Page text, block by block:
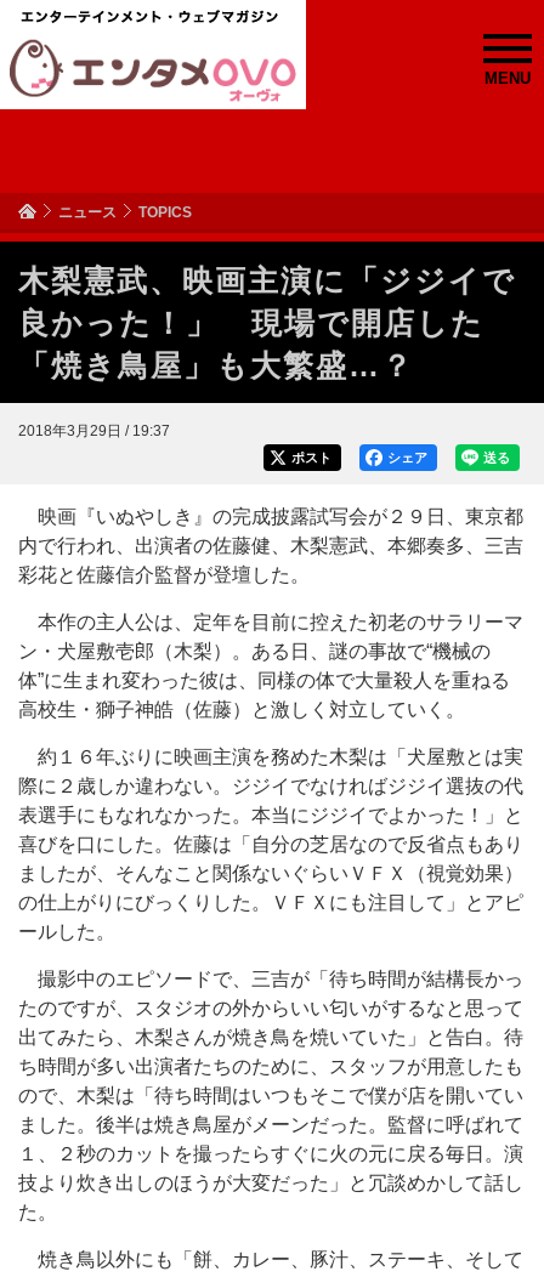
MENU
ニュース TOPICS
木梨憲武、映画主演に「ジジイで
良かった！」 現場で開店した
「焼き鳥屋」も大繁盛…？
2018年3月29日 / 19:37
送る
シェア
ポスト
映画『いぬやしき』の完成披露試写会が２９日、東京都
内で行われ、出演者の佐藤健、木梨憲武、本郷奏多、三吉
彩花と佐藤信介監督が登壇した。
本作の主人公は、定年を目前に控えた初老のサラリーマ
ン・犬屋敷壱郎（木梨）。ある日、謎の事故で“機械の
体”に生まれ変わった彼は、同様の体で大量殺人を重ねる
高校生・獅子神皓（佐藤）と激しく対立していく。
約１６年ぶりに映画主演を務めた木梨は「犬屋敷とは実
際に２歳しか違わない。ジジイでなければジジイ選抜の代
表選手にもなれなかった。本当にジジイでよかった！」と
喜びを口にした。佐藤は「自分の芝居なので反省点もあり
ましたが、そんなこと関係ないぐらいＶＦＸ（視覚効果）
の仕上がりにびっくりした。ＶＦＸにも注目して」とアピ
ールした。
撮影中のエピソードで、三吉が「待ち時間が結構長かっ
たのですが、スタジオの外からいい匂いがするなと思って
出てみたら、木梨さんが焼き鳥を焼いていた」と告白。待
ち時間が多い出演者たちのために、スタッフが用意したも
ので、木梨は「待ち時間はいつもそこで僕が店を開いてい
ました。後半は焼き鳥屋がメーンだった。監督に呼ばれて
１、２秒のカットを撮ったらすぐに火の元に戻る毎日。演
技より炊き出しのほうが大変だった」と冗談めかして話し
た。
焼き鳥以外にも「餅、カレー、豚汁、ステーキ、そして